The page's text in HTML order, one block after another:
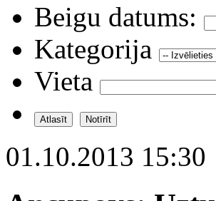
Beigu datums:
Kategorija
Vieta
01.10.2013 15:30